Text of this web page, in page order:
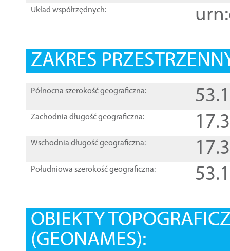
Układ współrzędnych:
ZAKRES
Północna szerokość geograficzna:
Zachodnia długość geograficzna:
Wschodnia długość geograficzna:
Południowa szerokość geograficzna:
OBIEKTY
(GEONAMES):